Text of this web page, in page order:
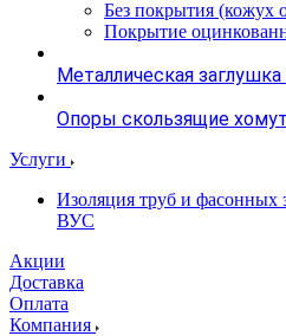
Без покрытия (кожух
Покрытие
Металлическая
Опоры скользящие
Услуги
Изоляция труб и
ВУС
Акции
Доставка
Оплата
Компания